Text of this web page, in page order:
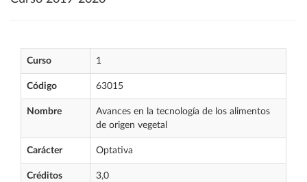
Curso 1
Código 63015
Nombre
Avances en la tecnología de los alimentos
de origen vegetal
Carácter Optativa
Créditos 3,0